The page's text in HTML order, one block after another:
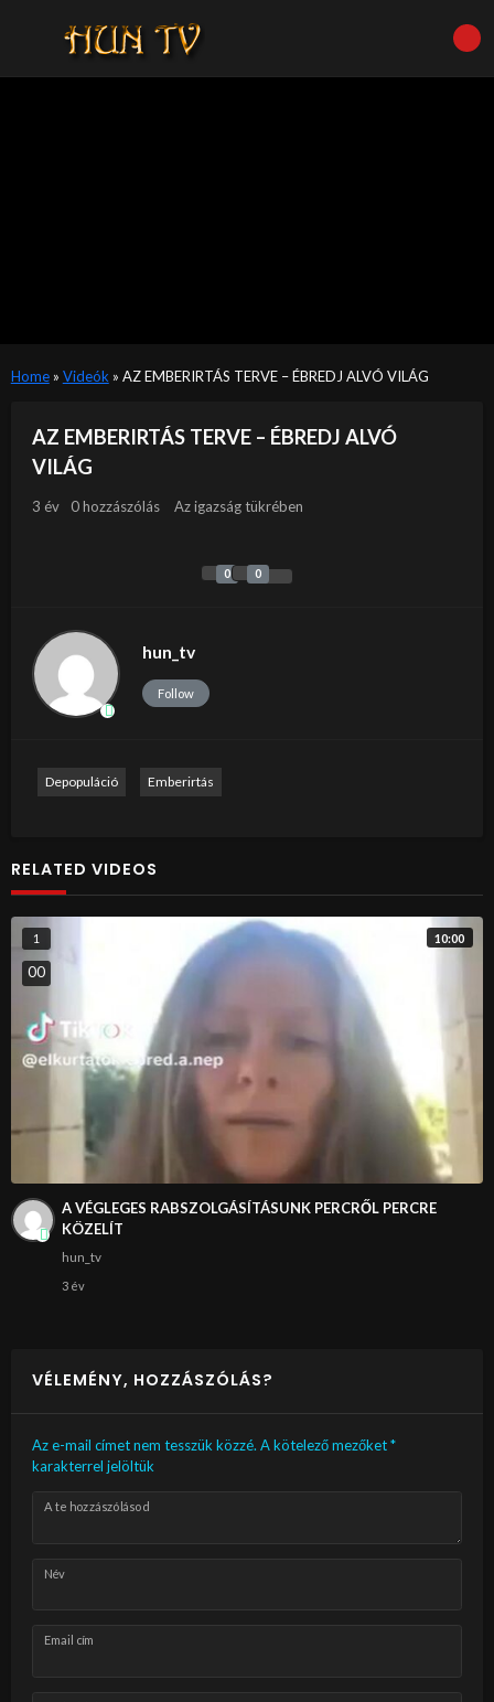
Home» Videók » AZ EMBERIRTÁS TERVE – ÉBREDJ ALVÓ VILÁG
AZ EMBERIRTÁS TERVE – ÉBREDJ ALVÓ
VILÁG
3 év 0 hozzászólás Az igazság tükrében
0 0
hun_tv
Follow
Depopuláció Emberirtás
RELATED VIDEOS
10:00
1
00
A VÉGLEGES RABSZOLGÁSÍTÁSUNK PERCRŐL PERCRE
KÖZELÍT
hun_tv
3 év
VÉLEMÉNY, HOZZÁSZÓLÁS?
Az e-mail címet nem tesszük közzé. A kötelező mezőket*
karakterrel jelöltük
A te hozzászólásod
Név
Email cím